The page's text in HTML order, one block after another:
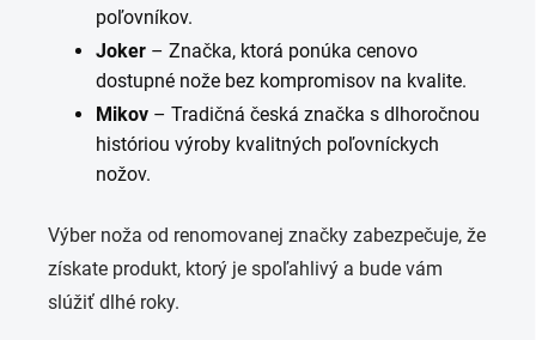
poľovníkov.
Joker – Značka, ktorá ponúka cenovo
dostupné nože bez kompromisov na kvalite.
Mikov – Tradičná česká značka s dlhoročnou
históriou výroby kvalitných poľovníckych
nožov.
Výber noža od renomovanej značky zabezpečuje, že
získate produkt, ktorý je spoľahlivý a bude vám
slúžiť dlhé roky.